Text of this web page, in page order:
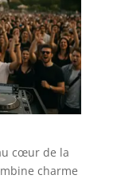
cœur de la
charme